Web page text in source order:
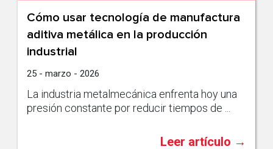
Cómo usar tecnología de manufactura
aditiva metálica en la producción
industrial
25 - marzo - 2026
La industria metalmecánica enfrenta hoy una
presión constante por reducir tiempos de ...
Leer artículo →